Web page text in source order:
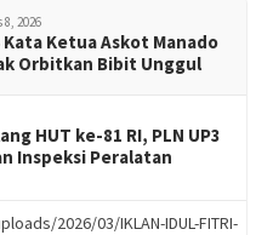
2026
Kata Ketua Askot Manado
Orbitkan Bibit Unggul
HUT ke-81 RI, PLN UP3
Inspeksi Peralatan
2026/03/IKLAN-IDUL-FITRI-